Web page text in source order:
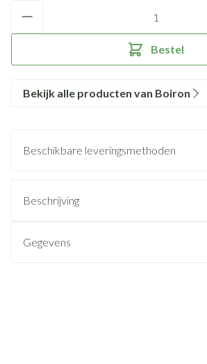
Bestel
Bekijk alle producten van Boiron
Beschikbare leveringsmethoden
Beschrijving
Gegevens